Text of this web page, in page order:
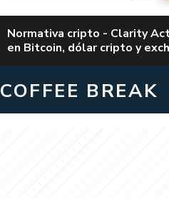
Normativa cripto - Clarity
en Bitcoin, dólar cripto y
COFFEE BREAK